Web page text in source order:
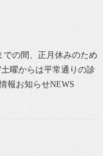
での間、正月休みのため
曜からは平常通りの診
報お知らせNEWS